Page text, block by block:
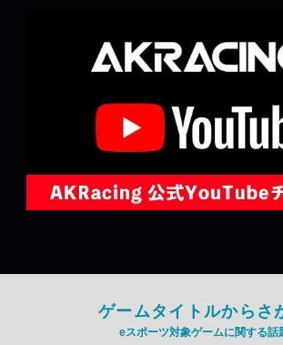
ゲームタイトルからさ
eスポーツ対象ゲームに関する話